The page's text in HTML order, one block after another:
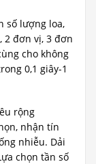
số lượng loa,
2 đơn vị, 3 đơn
cho không
0,1 giây-1
rộng
nhận tín
nhiễu. Dải
chọn tần số